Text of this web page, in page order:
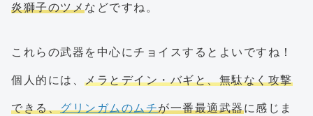
炎獅子のツメなどですね。
これらの武器を中心にチョイスするとよいですね！
個人的には、 メラとデイン・バギと、無駄なく攻撃
できる、グリンガムのムチが一番最適武器に感じま